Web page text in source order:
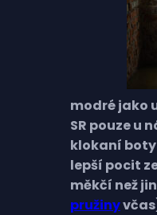
modré jako
SR pouze u
klokaní
lepší pocit
měkčí než
pružiny